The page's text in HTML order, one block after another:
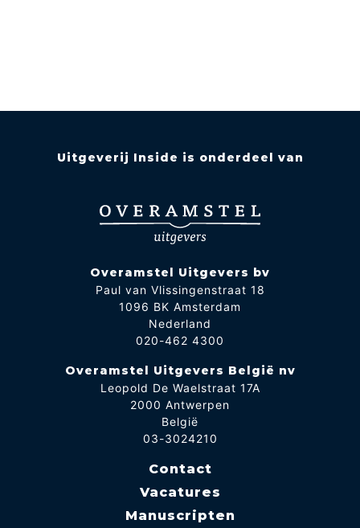
Uitgeverij Inside is onderdeel van
Overamstel Uitgevers bv
Paul van Vlissingenstraat 18
1096 BK Amsterdam
Nederland
020-462 4300
Overamstel Uitgevers België nv
Leopold De Waelstraat 17A
2000 Antwerpen
België
03-3024210
Contact
Vacatures
Manuscripten